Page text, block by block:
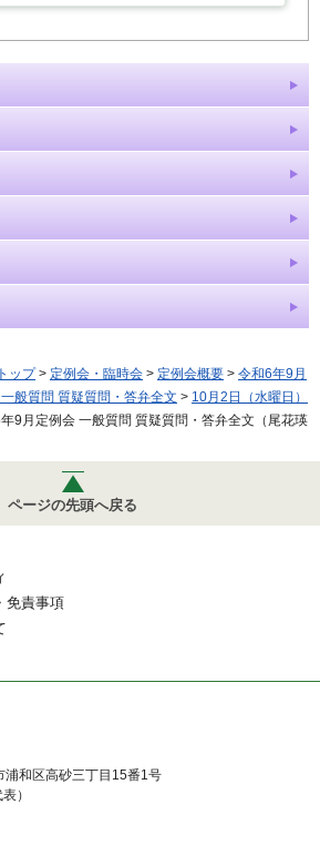
ップ> 定例会・臨時会 > 定例会概要 > 令和6年9月
般質問 質疑質問・答弁全文 > 10月2日（水曜日）
9月定例会 一般質問 質疑質問・答弁全文（尾花瑛
ページの先頭へ戻る
免責事項
和区高砂三丁目15番1号
）